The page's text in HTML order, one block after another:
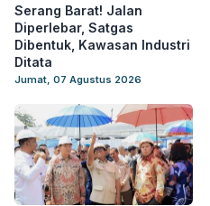
Serang Barat! Jalan
Diperlebar, Satgas
Dibentuk, Kawasan Industri
Ditata
Jumat, 07 Agustus 2026